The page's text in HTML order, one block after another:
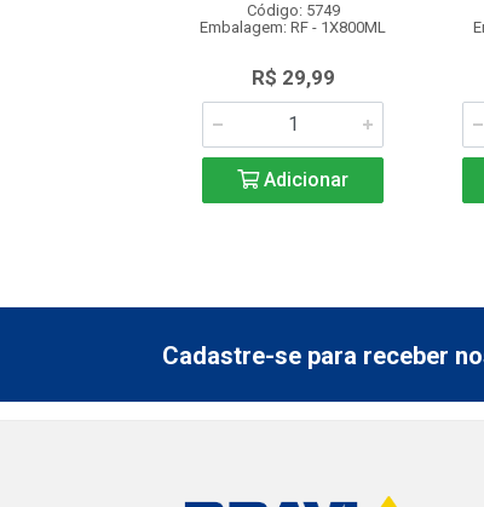
Código: 5749
Embalagem: RF - 1X800ML
R$ 29,99
Adicionar
Cadastre-se para receber